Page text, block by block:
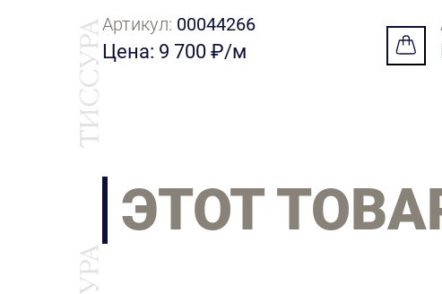
Артикул: 00044266
Цена: 9 700 ₽/м
ЭТОТ